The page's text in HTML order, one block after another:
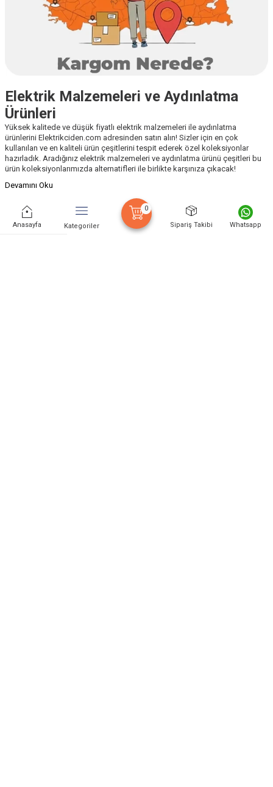
Anasayfa Kategoriler
0
Sipariş Takibi Whatsapp
Elektrik Malzemeleri ve Aydınlatma
Ürünleri
Yüksek kalitede ve düşük fiyatlı elektrik malzemeleri ile aydınlatma
ürünlerini Elektrikciden.com adresinden satın alın! Sizler için en çok
kullanılan ve en kaliteli ürün çeşitlerini tespit ederek özel koleksiyonlar
hazırladık. Aradığınız elektrik malzemeleri ve aydınlatma ürünü çeşitleri bu
ürün koleksiyonlarımızda alternatifleri ile birlikte karşınıza çıkacak!
Devamını Oku